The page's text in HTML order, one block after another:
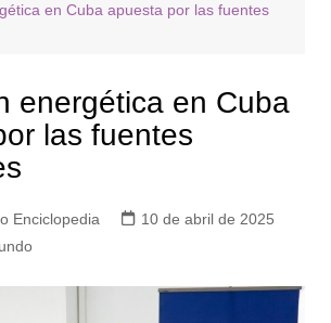
en Cuba apuesta por las fuentes
energética en Cuba
las fuentes
Enciclopedia
10 de abril de 2025